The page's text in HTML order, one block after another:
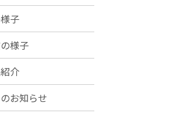
子
様子
介
お知らせ